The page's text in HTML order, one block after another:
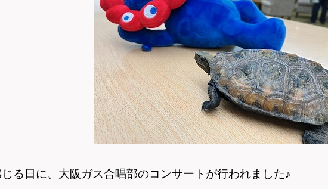
る日に、大阪ガス合唱部のコンサートが行われました♪